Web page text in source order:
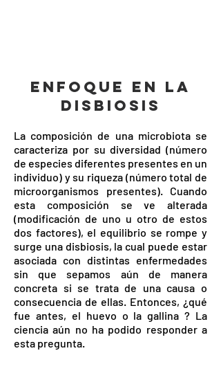
ENFOQUE EN LA
DISBIOSIS
La composición de una microbiota se
caracteriza por su diversidad (número
de especies diferentes presentes en un
individuo) y su riqueza (número total de
microorganismos presentes). Cuando
esta composición se ve alterada
(modificación de uno u otro de estos
dos factores), el equilibrio se rompe y
surge una disbiosis, la cual puede estar
asociada con distintas enfermedades
sin que sepamos aún de manera
concreta si se trata de una causa o
consecuencia de ellas. Entonces, ¿qué
fue antes, el huevo o la gallina ? La
ciencia aún no ha podido responder a
esta pregunta.